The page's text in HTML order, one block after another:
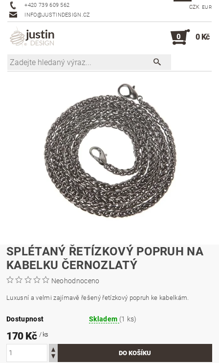
+420 739 609 562
INFO@JUSTINDESIGN.CZ
CZK EUR
0 0 Kč
SPLÉTANÝ ŘETÍZKOVÝ POPRUH NA
KABELKU ČERNOZLATÝ
Neohodnoceno
Luxusní a velmi zajímavě řešený řetízkový popruh ke kabelkám.
Dostupnost Skladem (1 ks)
170 Kč / ks